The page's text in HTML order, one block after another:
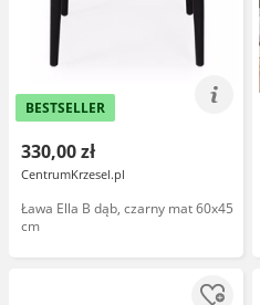
BESTSELLER
330,00 zł
CentrumKrzesel.pl
Ława Ella B dąb, czarny mat 60x45
cm